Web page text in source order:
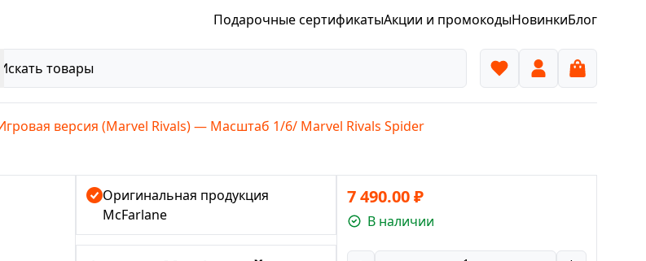
Подарочные сертификатыАкции и промокодыНовинкиБлог
версия (Marvel Rivals) — Масштаб 1/6/ Marvel Rivals Spider
Оригинальная продукция
McFarlane
7 490.00₽
В наличии